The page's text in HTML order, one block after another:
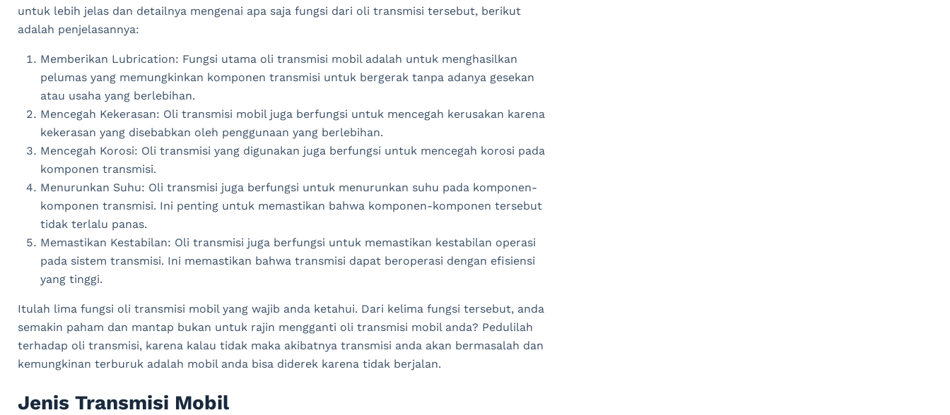
untuk lebih jelas dan detailnya mengenai apa saja fungsi dari oli transmisi tersebut, berikut
adalah penjelasannya:
Memberikan Lubrication: Fungsi utama oli transmisi mobil adalah untuk menghasilkan
pelumas yang memungkinkan komponen transmisi untuk bergerak tanpa adanya gesekan
atau usaha yang berlebihan.
Mencegah Kekerasan: Oli transmisi mobil juga berfungsi untuk mencegah kerusakan karena
kekerasan yang disebabkan oleh penggunaan yang berlebihan.
Mencegah Korosi: Oli transmisi yang digunakan juga berfungsi untuk mencegah korosi pada
komponen transmisi.
Menurunkan Suhu: Oli transmisi juga berfungsi untuk menurunkan suhu pada komponen-
komponen transmisi. Ini penting untuk memastikan bahwa komponen-komponen tersebut
tidak terlalu panas.
Memastikan Kestabilan: Oli transmisi juga berfungsi untuk memastikan kestabilan operasi
pada sistem transmisi. Ini memastikan bahwa transmisi dapat beroperasi dengan efisiensi
yang tinggi.
Itulah lima fungsi oli transmisi mobil yang wajib anda ketahui. Dari kelima fungsi tersebut, anda
semakin paham dan mantap bukan untuk rajin mengganti oli transmisi mobil anda? Pedulilah
terhadap oli transmisi, karena kalau tidak maka akibatnya transmisi anda akan bermasalah dan
kemungkinan terburuk adalah mobil anda bisa diderek karena tidak berjalan.
Jenis Transmisi Mobil